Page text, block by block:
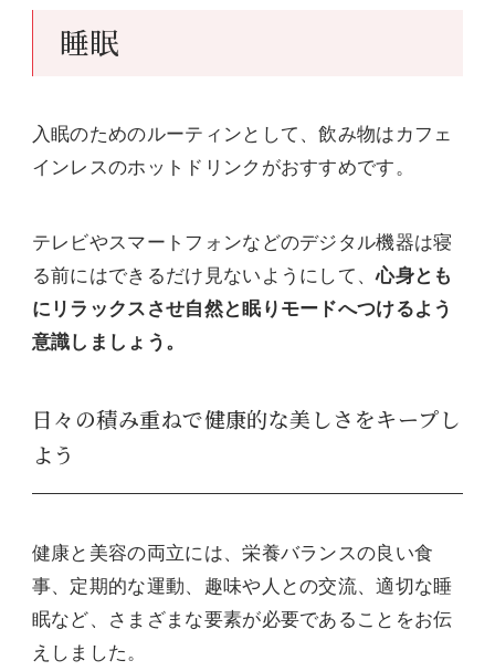
睡眠
入眠のためのルーティンとして、飲み物はカフェ
インレスのホットドリンクがおすすめです。
テレビやスマートフォンなどのデジタル機器は寝
る前にはできるだけ見ないようにして、心身とも
にリラックスさせ自然と眠りモードへつけるよう
意識しましょう。
日々の積み重ねで健康的な美しさをキープし
よう
健康と美容の両立には、栄養バランスの良い食
事、定期的な運動、趣味や人との交流、適切な睡
眠など、さまざまな要素が必要であることをお伝
えしました。